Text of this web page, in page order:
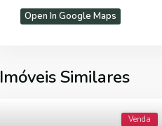
Open In Google Maps
Imóveis Similares
Venda